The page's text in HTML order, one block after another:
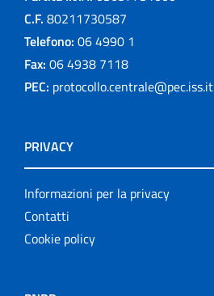
C.F. 80211730587
Telefono: 06 4990 1
Fax: 06 4938 7118
PEC: protocollo.centrale@pec.iss.it
PRIVACY
Informazioni per la privacy
Contatti
Cookie policy